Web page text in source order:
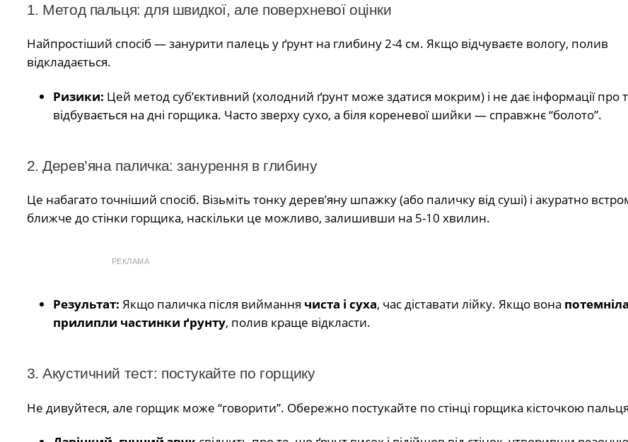
1. Метод пальця: для швидкої, але поверхневої оцінки
Найпростіший спосіб — занурити палець у ґрунт на глибину 2-4 см. Якщо відчуваєте вологу, полив
відкладається.
Ризики: Цей метод суб’єктивний (холодний ґрунт може здатися мокрим) і не дає інформації про
відбувається на дні горщика. Часто зверху сухо, а біля кореневої шийки — справжнє “болото”.
2. Дерев’яна паличка: занурення в глибину
Це набагато точніший спосіб. Візьміть тонку дерев’яну шпажку (або паличку від суші) і акуратно
ближче до стінки горщика, наскільки це можливо, залишивши на 5-10 хвилин.
РЕКЛАМА
Результат: Якщо паличка після виймання чиста і суха, час діставати лійку. Якщо вона
прилипли частинки ґрунту, полив краще відкласти.
3. Акустичний тест: постукайте по горщику
Не дивуйтеся, але горщик може “говорити”. Обережно постукайте по стінці горщика кісточкою